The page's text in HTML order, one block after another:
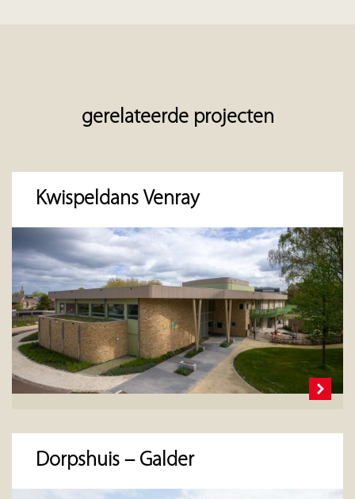
gerelateerde projecten
Kwispeldans Venray
Dorpshuis – Galder